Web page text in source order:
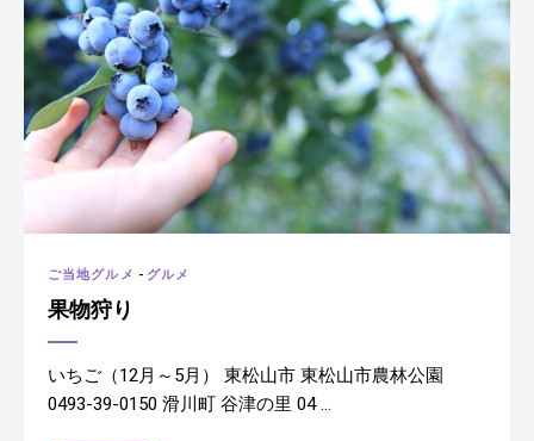
ご当地グルメ - グルメ
果物狩り
いちご（12月～5月） 東松山市 東松山市農林公園
0493-39-0150 滑川町 谷津の里 04 …